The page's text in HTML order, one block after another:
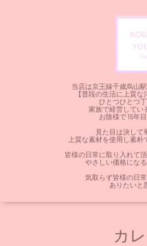
当店は京王線千歳烏山
【普段の生活に上質
ひとつひとつ
家族で経営してい
お陰様で15年
見た目は決して
上質な素材を使用し素朴
皆様の日常に取り入れて
やさしい価格にな
気取らず皆様の日
ありたいと
カ